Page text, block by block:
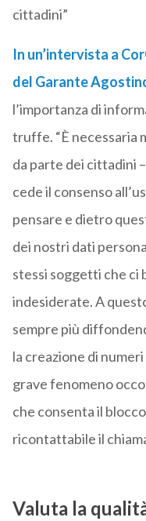
cittadini”
In un’intervista a
del Garante
l’importanza di
truffe. “È necessaria
da parte dei cittadini
cede il consenso
pensare e dietro
dei nostri dati
stessi soggetti che ci
indesiderate. A
sempre più
la creazione di
grave fenomeno
che consenta il
ricontattabile il
Valuta la